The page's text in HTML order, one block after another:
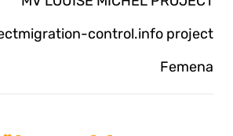
control.info project
Femena